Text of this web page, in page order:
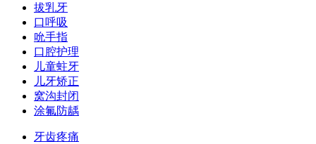
拔乳牙
口呼吸
吮手指
口腔护理
儿童蛀牙
儿牙矫正
窝沟封闭
涂氟防龋
牙齿疼痛